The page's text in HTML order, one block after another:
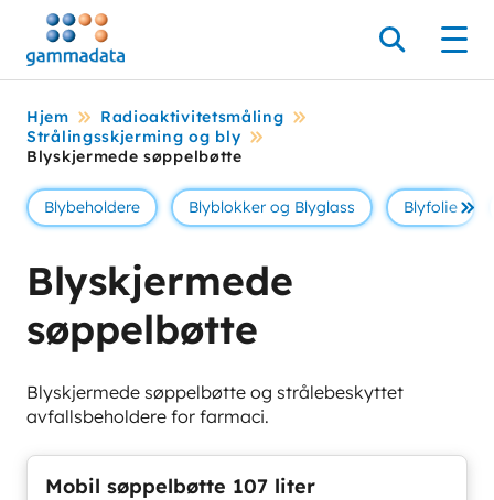
Hopp
hovedinnholdett
Søk
Hjem
Radioaktivitetsmåling
Strålingsskjerming og bly
Blyskjermede søppelbøtte
Blybeholdere Blyblokker og Blyglass Blyfolie Se
Blyskjermede
søppelbøtte
Blyskjermede søppelbøtte og strålebeskyttet
avfallsbeholdere for farmaci.
Mobil søppelbøtte 107 liter